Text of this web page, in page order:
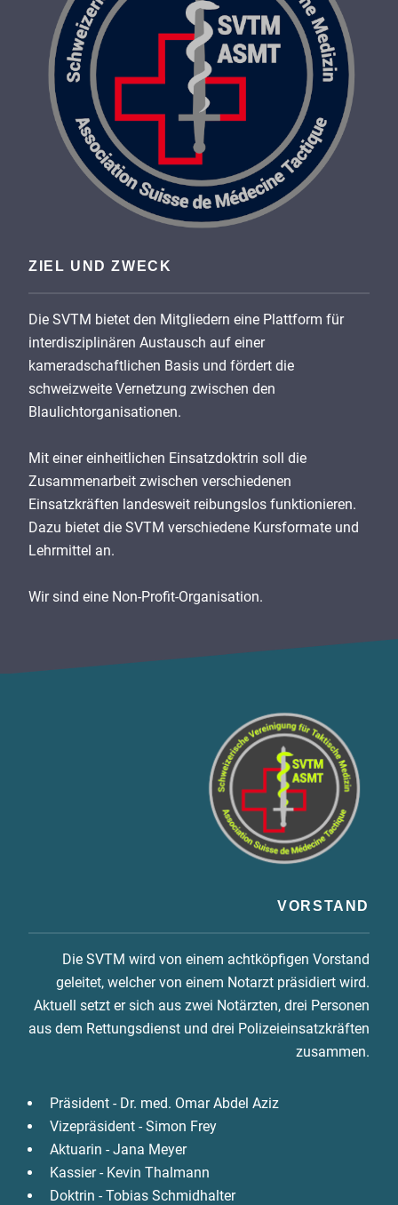
ZIEL UND ZWECK
Die SVTM bietet den Mitgliedern eine Plattform für
interdisziplinären Austausch auf einer
kameradschaftlichen Basis und fördert die
schweizweite Vernetzung zwischen den
Blaulichtorganisationen.
Mit einer einheitlichen Einsatzdoktrin soll die
Zusammenarbeit zwischen verschiedenen
Einsatzkräften landesweit reibungslos funktionieren.
Dazu bietet die SVTM verschiedene Kursformate und
Lehrmittel an.
Wir sind eine Non-Profit-Organisation.
VORSTAND
Die SVTM wird von einem achtköpfigen Vorstand
geleitet, welcher von einem Notarzt präsidiert wird.
Aktuell setzt er sich aus zwei Notärzten, drei Personen
aus dem Rettungsdienst und drei Polizeieinsatzkräften
zusammen.
Präsident - Dr. med. Omar Abdel Aziz
Vizepräsident - Simon Frey
Aktuarin - Jana Meyer
Kassier - Kevin Thalmann
Doktrin - Tobias Schmidhalter